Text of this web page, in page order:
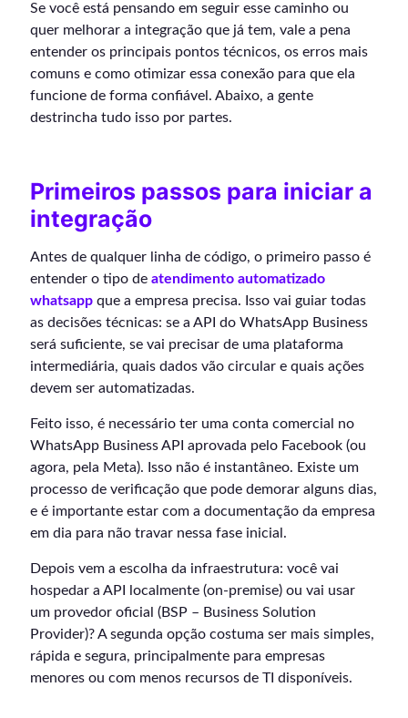
Se você está pensando em seguir esse caminho ou
quer melhorar a integração que já tem, vale a pena
entender os principais pontos técnicos, os erros mais
comuns e como otimizar essa conexão para que ela
funcione de forma confiável. Abaixo, a gente
destrincha tudo isso por partes.
Primeiros passos para iniciar a
integração
Antes de qualquer linha de código, o primeiro passo é
entender o tipo de atendimento automatizado
whatsapp que a empresa precisa. Isso vai guiar todas
as decisões técnicas: se a API do WhatsApp Business
será suficiente, se vai precisar de uma plataforma
intermediária, quais dados vão circular e quais ações
devem ser automatizadas.
Feito isso, é necessário ter uma conta comercial no
WhatsApp Business API aprovada pelo Facebook (ou
agora, pela Meta). Isso não é instantâneo. Existe um
processo de verificação que pode demorar alguns dias,
e é importante estar com a documentação da empresa
em dia para não travar nessa fase inicial.
Depois vem a escolha da infraestrutura: você vai
hospedar a API localmente (on-premise) ou vai usar
um provedor oficial (BSP – Business Solution
Provider)? A segunda opção costuma ser mais simples,
rápida e segura, principalmente para empresas
menores ou com menos recursos de TI disponíveis.